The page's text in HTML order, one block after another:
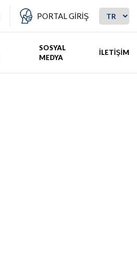
PORTAL GİRİŞ
SOSYAL
MEDYA
İLETİŞİM